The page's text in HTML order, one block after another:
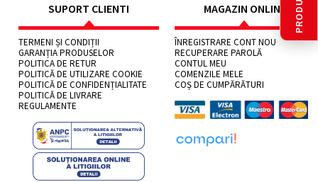
SUPORT CLIENTI
TERMENI ȘI CONDIȚII
GARANȚIA PRODUSELOR
POLITICA DE RETUR
POLITICĂ DE UTILIZARE COOKIE
POLITICĂ DE CONFIDENȚIALITATE
POLITICĂ DE LIVRARE
REGULAMENTE
MAGAZIN ONLINE
ÎNREGISTRARE CONT NOU
RECUPERARE PAROLĂ
CONTUL MEU
COMENZILE MELE
COȘ DE CUMPĂRĂTURI